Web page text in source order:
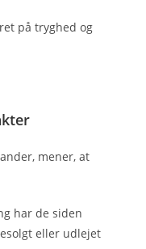
på tryghed og
mener, at
har de siden
eller udlejet